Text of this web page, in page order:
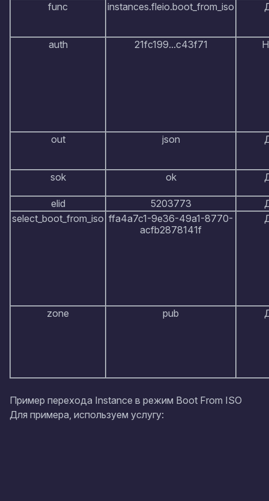
func
instances.fleio.boot_from_iso
auth 21fc199...c43f71
out json
sok ok
elid 5203773
select_boot_from_iso ffa4a7c1-9e36-49a1-8770-
acfb2878141f
zone pub
Пример перехода Instance в режим Boot From ISO
Для примера, используем услугу: